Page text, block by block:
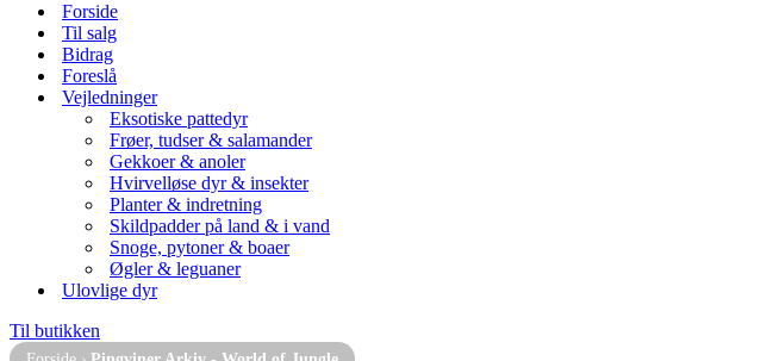
Forside
Til salg
Bidrag
Foreslå
Vejledninger
Eksotiske pattedyr
Frøer, tudser & salamander
Gekkoer & anoler
Hvirvelløse dyr & insekter
Planter & indretning
Skildpadder på land & i vand
Snoge, pytoner & boaer
Øgler & leguaner
Ulovlige dyr
Til butikken